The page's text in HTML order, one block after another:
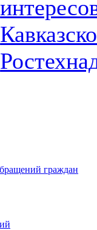
граждан